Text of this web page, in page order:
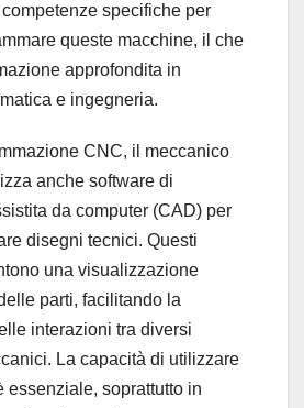
specifiche per
queste macchine, il che
approfondita in
e ingegneria.
CNC, il meccanico
anche software di
da computer (CAD) per
disegni tecnici. Questi
una visualizzazione
parti, facilitando la
interazioni tra diversi
La capacità di utilizzare
essenziale, soprattutto in